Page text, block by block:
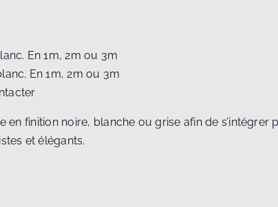
En 1m, 2m ou 3m
En 1m, 2m ou 3m
finition noire, blanche ou grise afin de s’intégrer
et élégants.